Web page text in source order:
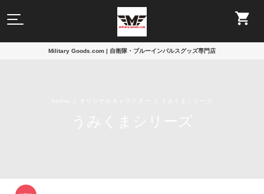
Military Goods.com | 自衛隊・ブルーインパルスグッズ専門店